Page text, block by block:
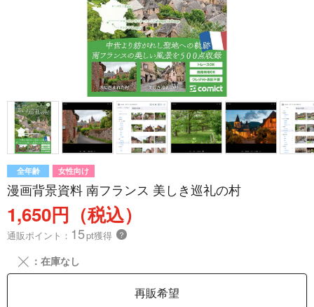
全年齢 女性向け
漫画背景資料 南フランス 美しき巡礼の村
1,650円（税込）
通販ポイント： 15pt獲得 ？
╳ ：在庫なし
再販希望